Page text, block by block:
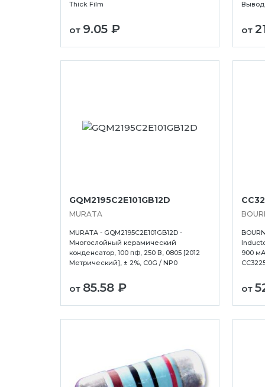
Thick Film
от 9.05 ₽ от
GQM2195C2E101GB12D
MURATA
MURATA - GQM2195C2E101GB12D -
Многослойный керамический
конденсатор, 100 пФ, 250 В, 0805 [2012
Метрический], ± 2%, C0G / NP0
от 85.58 ₽
900
от
Тамбов
Уссурийск